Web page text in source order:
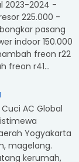
2023-2024 -
225.000 -
pasang
indoor 150.000
freon r22
freon r41...
AC Global
Yogyakarta
magelang.
kerumah,